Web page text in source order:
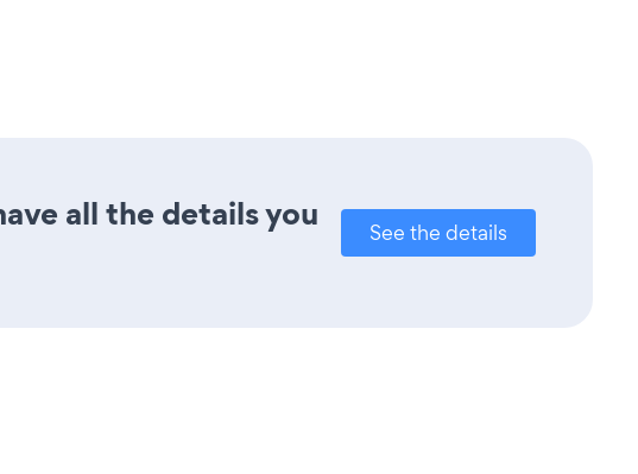
all the details you
See the details